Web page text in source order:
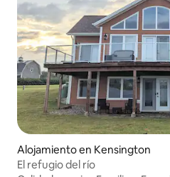
Alojamiento en Kensington
El refugio del río